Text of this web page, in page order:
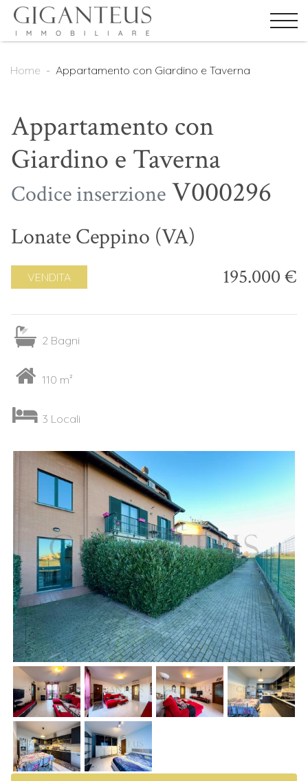
Home Appartamento con Giardino e Taverna
Appartamento con
Giardino e Taverna
Codice inserzione V000296
Lonate Ceppino (VA)
VENDITA 195.000 €
2 Bagni
110 m²
3 Locali